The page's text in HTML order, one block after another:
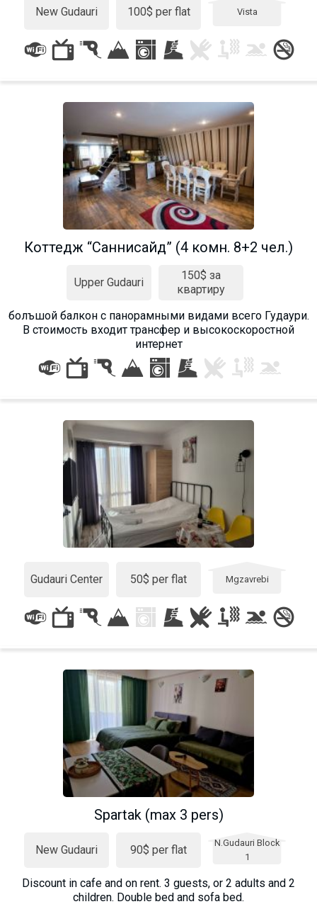
New Gudauri 100$ per flat Vista
Коттедж “Саннисайд” (4 комн. 8+2 чел.)
Upper Gudauri
150$ за
квартиру
болъшой балкон с панорамными видами всего Гудаури.
В стоимость входит трансфер и высокоскоростной
интернет
Gudauri Center 50$ per flat Mgzavrebi
Spartak (max 3 pers)
New Gudauri 90$ per flat
N.Gudauri Block
1
Discount in cafe and on rent. 3 guests, or 2 adults and 2
children. Double bed and sofa bed.